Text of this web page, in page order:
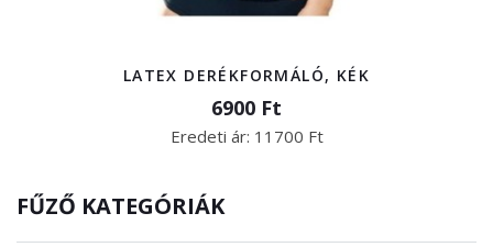
FŰZŐ KATEGÓRIÁK
LATEX DERÉKFORMÁLÓ, KÉK
6900 Ft
Eredeti ár: 11700 Ft